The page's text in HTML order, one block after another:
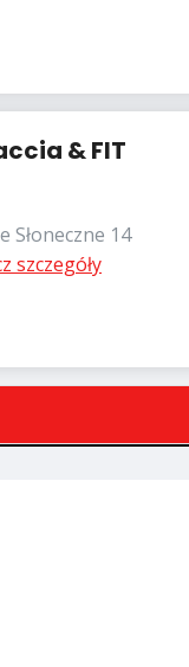
& FIT
Słoneczne 14
szczegóły